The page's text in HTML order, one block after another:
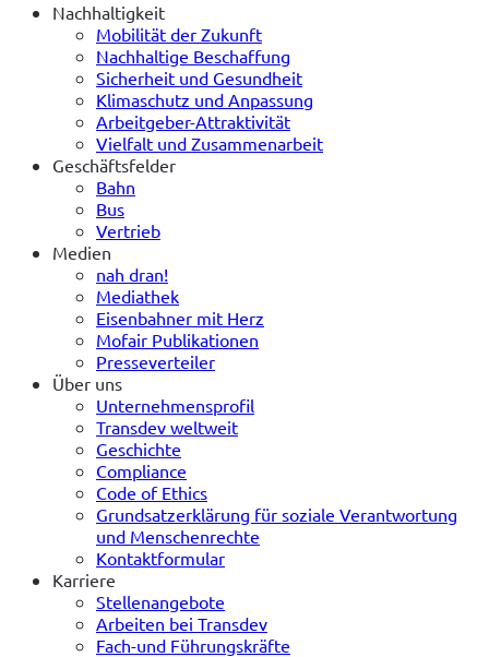
Nachhaltigkeit
Mobilität der Zukunft
Nachhaltige Beschaffung
Sicherheit und Gesundheit
Klimaschutz und Anpassung
Arbeitgeber-Attraktivität
Vielfalt und Zusammenarbeit
Geschäftsfelder
Bahn
Bus
Vertrieb
Medien
nah dran!
Mediathek
Eisenbahner mit Herz
Mofair Publikationen
Presseverteiler
Über uns
Unternehmensprofil
Transdev weltweit
Geschichte
Compliance
Code of Ethics
Grundsatzerklärung für soziale Verantwortung
und Menschenrechte
Kontaktformular
Karriere
Stellenangebote
Arbeiten bei Transdev
Fach-und Führungskräfte